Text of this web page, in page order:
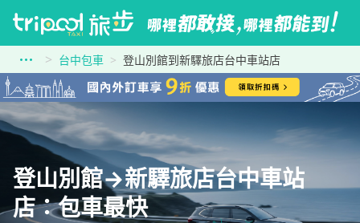
台中包車 登山別館到新驛旅店台中車站店
登山別館→新驛旅店台中車站
店：包車最快